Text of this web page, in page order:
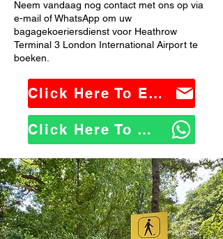
Neem vandaag nog contact met ons op via
e-mail of WhatsApp om uw
bagagekoeriersdienst voor Heathrow
Terminal 3 London International Airport te
boeken.
Click Here To Email Us
Click Here To WhatsApp Us